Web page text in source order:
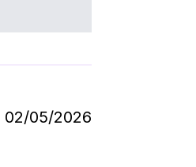
02/05/2026